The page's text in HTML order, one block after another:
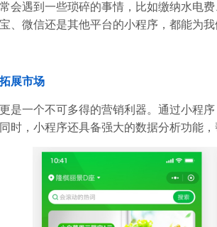
会遇到一些琐碎的事情，比如缴纳水电
、微信还是其他平台的小程序，都能为
展市场
是一个不可多得的营销利器。通过小程
时，小程序还具备强大的数据分析功能